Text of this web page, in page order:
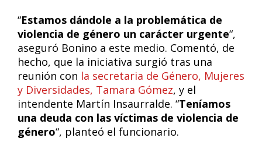
“Estamos dándole a la problemática de
violencia de género un carácter urgente“,
aseguró Bonino a este medio. Comentó, de
hecho, que la iniciativa surgió tras una
reunión con la secretaria de Género, Mujeres
y Diversidades, Tamara Gómez, y el
intendente Martín Insaurralde. “Teníamos
una deuda con las víctimas de violencia de
género“, planteó el funcionario.